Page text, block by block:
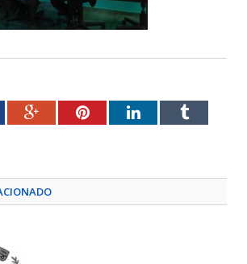
Google+PinterestLinkedInTumblr